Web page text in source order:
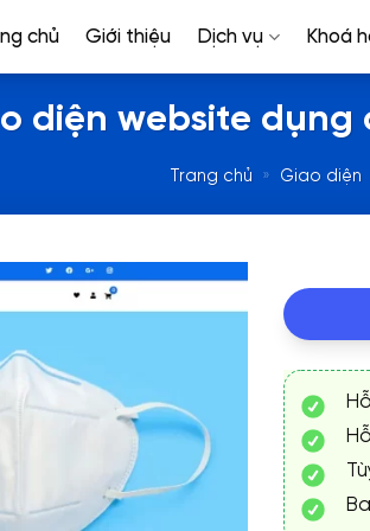
chủ Giới thiệu Dịch vụ Khoá
diện website dụng
Trang chủ » Giao diện